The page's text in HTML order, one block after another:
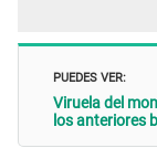
PUEDES VER:
Viruela del
los anteriores